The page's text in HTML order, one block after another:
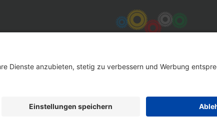
Werkzeug-Eylert GmbH & Co. KG • F.-O.-Schimmel-Str. 3 • 09120 Chemnitz